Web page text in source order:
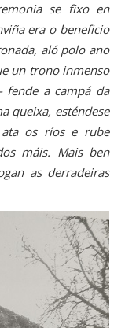
se fixo en
era o beneficio
aló polo ano
un trono inmenso
fende a campá da
queixa, esténdese
os ríos e rube
máis. Mais ben
as derradeiras